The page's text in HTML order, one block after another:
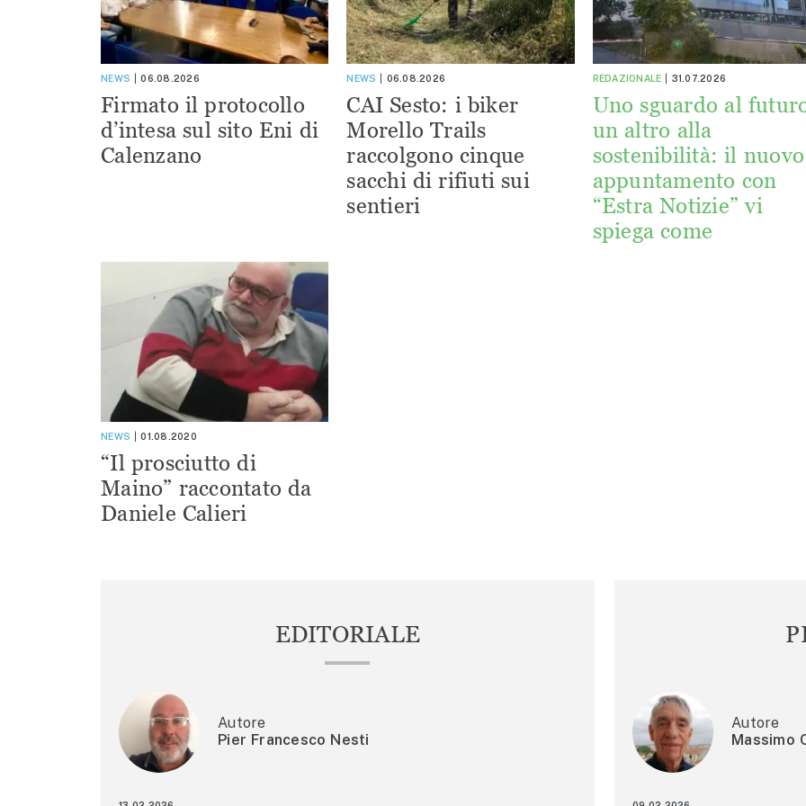
NEWS 06.08.2026
Firmato il protocollo
d’intesa sul sito Eni di
Calenzano
NEWS 06.08.2026
CAI Sesto: i biker
Morello Trails
raccolgono cinque
sacchi di rifiuti sui
sentieri
REDAZIONALE 31.07.2026
Uno sguardo al
un altro alla
sostenibilità: il nuovo
appuntamento con
“Estra Notizie” vi
spiega come
NEWS 01.08.2020
“Il prosciutto di
Maino” raccontato da
Daniele Calieri
EDITORIALE
Autore
Pier Francesco Nesti
Autore
Massimo